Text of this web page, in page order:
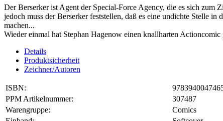
Der Berserker ist Agent der Special-Force Agency, die es sich zum
jedoch muss der Berserker feststellen, daß es eine undichte Stelle
machen...
Wieder einmal hat Stephan Hagenow einen knallharten
Details
Produktsicherheit
Zeichner/Autoren
ISBN:
PPM Artikelnummer:
307487
Warengruppe:
Comics